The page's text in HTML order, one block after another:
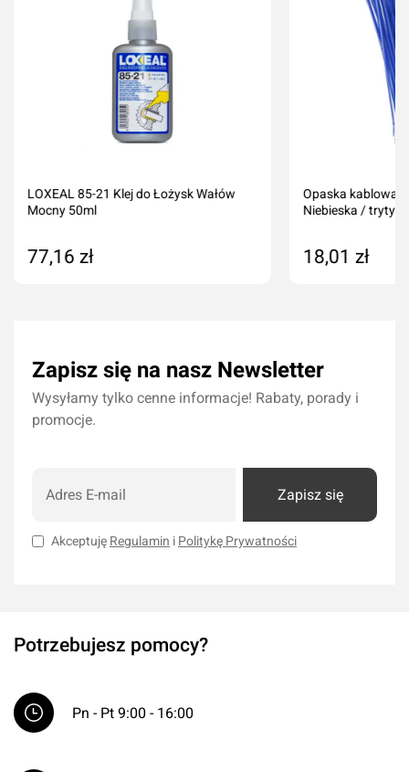
LOXEAL 85-21 Klej do Łożysk Wałów
Mocny 50ml
77,16 zł
Opaska kablowa
Niebieska / trytytki
18,01 zł
Zapisz się na nasz Newsletter
Wysyłamy tylko cenne informacje! Rabaty, porady i
promocje.
Zapisz się
Akceptuję Regulamin i Politykę Prywatności
Potrzebujesz pomocy?
Pn - Pt 9:00 - 16:00